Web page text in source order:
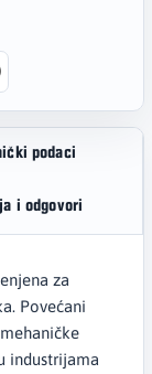
podaci
i odgovori
za
Povećani
industrijama